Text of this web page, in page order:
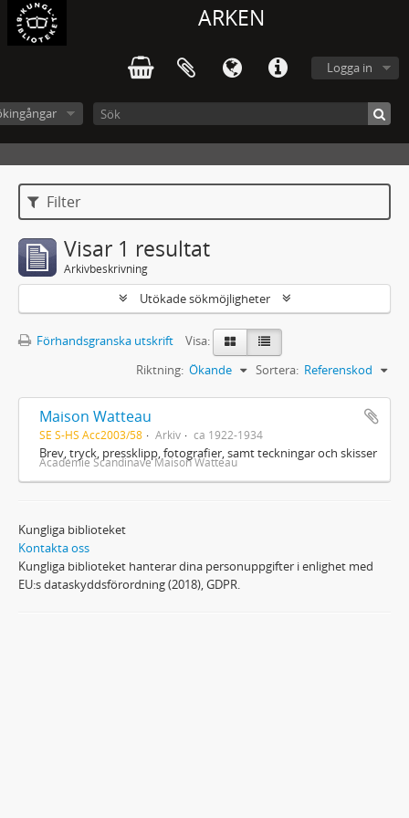
ARKEN
Logga in
Filter
Visar 1 resultat
Arkivbeskrivning
Utökade sökmöjligheter
Förhandsgranska utskrift
Visa:
Sortera: Referenskod
Riktning: Ökande
Maison Watteau
SE S-HS Acc2003/58 Arkiv ca 1922-1934
Brev, tryck, pressklipp, fotografier, samt teckningar och skisser
Académie Scandinave Maison Watteau
Kungliga biblioteket
Kontakta oss
Kungliga biblioteket hanterar dina personuppgifter i enlighet med
EU:s dataskyddsförordning (2018), GDPR.